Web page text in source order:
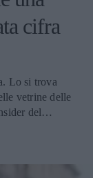
cifra
terreno di esposizione del proprio savoir-faire. Anche la resa fotografica gioca un ruolo importante. Sotto le luci intense delle sfilate i toni beige restituiscono al meglio la materia: si vede la mano del tessuto, si percepisce il peso della lana o la leggerezza del lino, si distingue il cashmere dalla pura vergine. Gli scatti che escono dalle passerelle raccontano così la realtà del capo con un'onestà rara, e ogni uscita diventa un'occasione di comunicazione tecnica oltre che estetica. Vale infine il discorso delle uscite in serie. La palette neutra permette di mandare in scena interi blocchi di collezione fondati sulla coerenza cromatica: a quel punto sono il taglio, il volume e i piccoli scarti di sfumatura a fare la differenza tra un look e l'altro. Un linguaggio di sfilata raffinato che premia l'occhio attento e che funziona ugualmente bene nelle collezioni leggere della bella stagione come in quelle stratificate dei mesi freddi. Il beige come dichiarazione: meno rumore, più identità Il successo del beige racconta qualcosa di più ampio sul modo in cui le donne hanno deciso di vestirsi oggi. Racconta il superamento dell'estetica dei colori accesi a ogni costo, l'affermazione di un gusto che riconosce nell'eleganza discreta una forma di stile più matura, l'emergere di una moda che lavora per coerenza anziché per impatto immediato. Scegliere il beige significa anche scegliere un rapporto diverso con il calendario delle tendenze. Vuol dire prediligere una palette stabile che resta attuale a distanza di anni, capace di accompagnare il guardaroba lungo cicli di rinnovo molto più ampi di quelli imposti dalle collezioni stagionali. È una scelta da donna che sa cosa le piace, e che premia chi la fa con un guardaroba più funzionale, fatto di capi che si sostengono a vicenda. C'è infine una dimensione personale che merita attenzione. Quando il colore lavora in secondo piano, ciò che resta in primo piano è chi indossa il capo: il viso, il portamento, l'energia che ognuna porta con sé. Il beige restituisce centralità alla donna e le lascia definire il significato di ciò che indossa. In un'epoca in cui spesso il guardaroba urla per farsi n